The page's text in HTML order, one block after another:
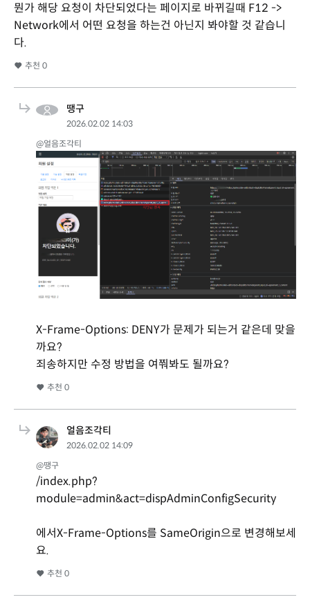
뭔가 해당 요청이 차단되었다는 페이지로 바뀌길때 F12 ->
Network에서 어떤 요청을 하는건 아닌지 봐야할 것 같습니
다.
추천 0
땡구
2026.02.02 14:03
@얼음조각티
X-Frame-Options: DENY가 문제가 되는거 같은데 맞을
까요?
죄송하지만 수정 방법을 여쭤봐도 될까요?
추천 0
얼음조각티
2026.02.02 14:09
@땡구
/index.php?
module=admin&act=dispAdminConfigSecurity
에서X-Frame-Options를 SameOrigin으로 변경해보세
요.
추천 0